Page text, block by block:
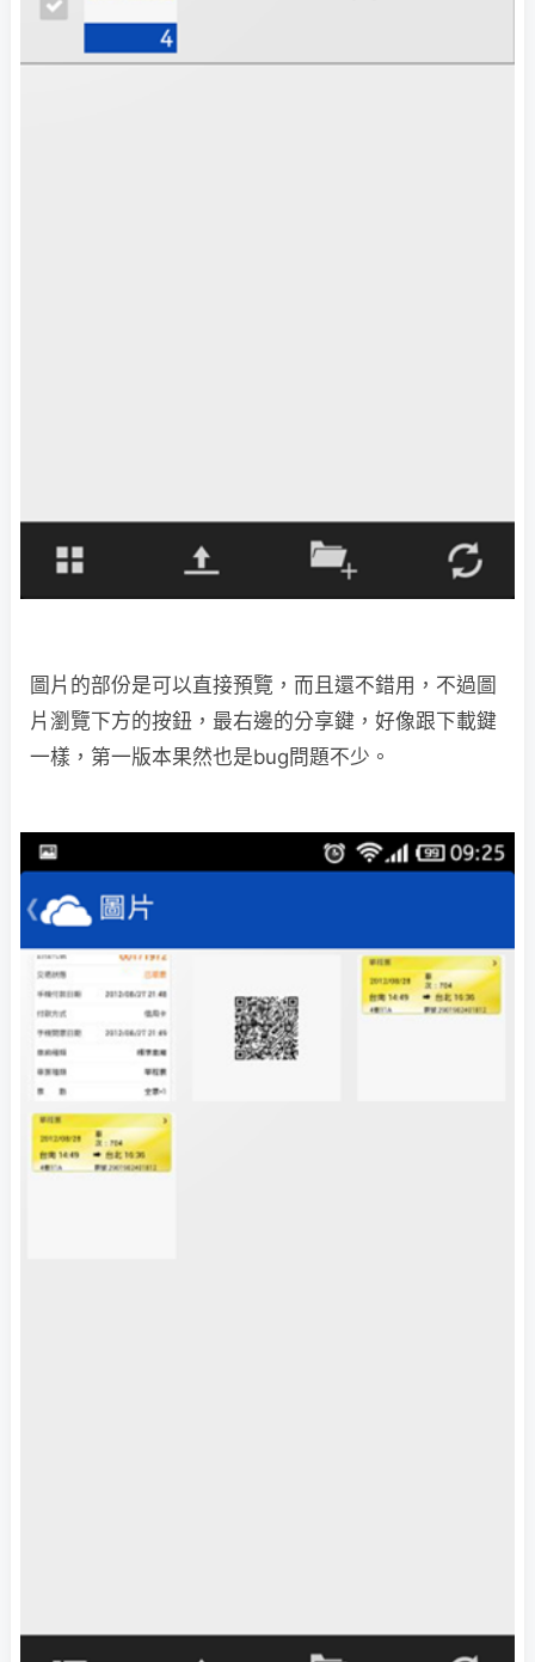
圖片的部份是可以直接預覽，而且還不錯用，不過圖
片瀏覽下方的按鈕，最右邊的分享鍵，好像跟下載鍵
一樣，第一版本果然也是bug問題不少。